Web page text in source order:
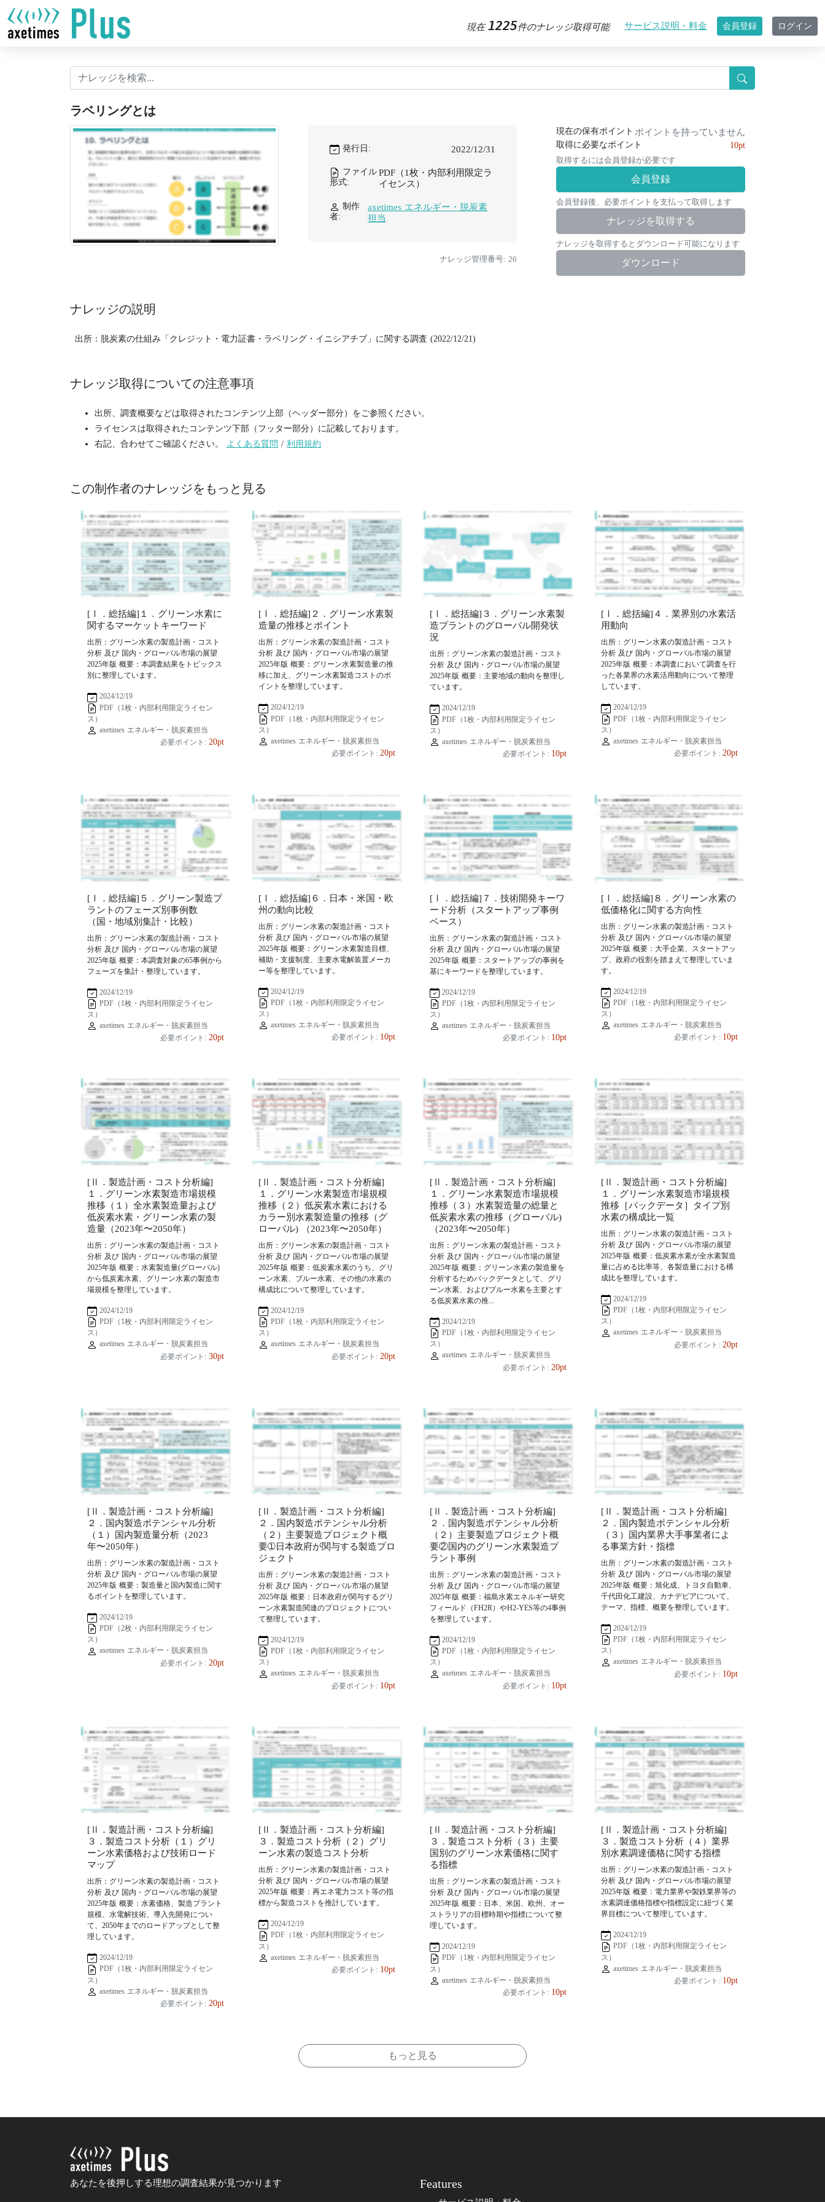
現在1225件のナレッジ取得可能 サービス説明・料金 会員登録 ログイン
ラベリングとは
発行日: 2022/12/31
ファイル
形式:
PDF（1枚・内部利用限定ラ
イセンス）
制作
者:
axetimes エネルギー・脱炭素
担当
ナレッジ管理番号: 26
現在の保有ポイント ポイントを持っていません
取得に必要なポイント
10pt
取得するには会員登録が必要です
会員登録
会員登録後、必要ポイントを支払って取得します
ナレッジを取得する
ナレッジを取得するとダウンロード可能になります
ダウンロード
ナレッジの説明
出所：脱炭素の仕組み「クレジット・電力証書・ラベリング・イニシアチブ」に関する調査 (2022/12/21)
ナレッジ取得についての注意事項
出所、調査概要などは取得されたコンテンツ上部（ヘッダー部分）をご参照ください。
ライセンスは取得されたコンテンツ下部（フッター部分）に記載しております。
右記、合わせてご確認ください。 よくある質問 / 利用規約
この制作者のナレッジをもっと見る
[Ⅰ．総括編]１．グリーン水素に
関するマーケットキーワード
出所：グリーン水素の製造計画・コスト
分析 及び 国内・グローバル市場の展望
2025年版 概要：本調査結果をトピックス
別に整理しています。
2024/12/19
PDF（1枚・内部利用限定ライセン
ス）
axetimes エネルギー・脱炭素担当
必要ポイント: 20pt
[Ⅰ．総括編]２．グリーン水素製
造量の推移とポイント
出所：グリーン水素の製造計画・コスト
分析 及び 国内・グローバル市場の展望
2025年版 概要：グリーン水素製造量の推
移に加え、グリーン水素製造コストのポ
イントを整理しています。
2024/12/19
PDF（1枚・内部利用限定ライセン
ス）
axetimes エネルギー・脱炭素担当
必要ポイント: 20pt
[Ⅰ．総括編]３．グリーン水素製
造プラントのグローバル開発状
況
出所：グリーン水素の製造計画・コスト
分析 及び 国内・グローバル市場の展望
2025年版 概要：主要地域の動向を整理し
ています。
2024/12/19
PDF（1枚・内部利用限定ライセン
ス）
axetimes エネルギー・脱炭素担当
必要ポイント: 10pt
[Ⅰ．総括編]４．業界別の水素活
用動向
出所：グリーン水素の製造計画・コスト
分析 及び 国内・グローバル市場の展望
2025年版 概要：本調査において調査を行
った各業界の水素活用動向について整理
しています。
2024/12/19
PDF（1枚・内部利用限定ライセン
ス）
axetimes エネルギー・脱炭素担当
必要ポイント: 20pt
[Ⅰ．総括編]５．グリーン製造プ
ラントのフェーズ別事例数
（国・地域別集計・比較）
出所：グリーン水素の製造計画・コスト
分析 及び 国内・グローバル市場の展望
2025年版 概要：本調査対象の65事例から
フェーズを集計・整理しています。
2024/12/19
PDF（1枚・内部利用限定ライセン
ス）
axetimes エネルギー・脱炭素担当
必要ポイント: 20pt
[Ⅰ．総括編]６．日本・米国・欧
州の動向比較
出所：グリーン水素の製造計画・コスト
分析 及び 国内・グローバル市場の展望
2025年版 概要：グリーン水素製造目標、
補助・支援制度、主要水電解装置メーカ
ー等を整理しています。
2024/12/19
PDF（1枚・内部利用限定ライセン
ス）
axetimes エネルギー・脱炭素担当
必要ポイント: 10pt
[Ⅰ．総括編]７．技術開発キーワ
ード分析（スタートアップ事例
ベース）
出所：グリーン水素の製造計画・コスト
分析 及び 国内・グローバル市場の展望
2025年版 概要：スタートアップの事例を
基にキーワードを整理しています。
2024/12/19
PDF（1枚・内部利用限定ライセン
ス）
axetimes エネルギー・脱炭素担当
必要ポイント: 10pt
[Ⅰ．総括編]８．グリーン水素の
低価格化に関する方向性
出所：グリーン水素の製造計画・コスト
分析 及び 国内・グローバル市場の展望
2025年版 概要：大手企業、スタートアッ
プ、政府の役割を踏まえて整理していま
す。
2024/12/19
PDF（1枚・内部利用限定ライセン
ス）
axetimes エネルギー・脱炭素担当
必要ポイント: 10pt
[Ⅱ．製造計画・コスト分析編]
１．グリーン水素製造市場規模
推移（１）全水素製造量および
低炭素水素・グリーン水素の製
造量（2023年〜2050年）
出所：グリーン水素の製造計画・コスト
分析 及び 国内・グローバル市場の展望
2025年版 概要：水素製造量(グローバル)
から低炭素水素、グリーン水素の製造市
場規模を整理しています。
2024/12/19
PDF（1枚・内部利用限定ライセン
ス）
axetimes エネルギー・脱炭素担当
必要ポイント: 30pt
[Ⅱ．製造計画・コスト分析編]
１．グリーン水素製造市場規模
推移（２）低炭素水素における
カラー別水素製造量の推移（グ
ローバル) （2023年〜2050年）
出所：グリーン水素の製造計画・コスト
分析 及び 国内・グローバル市場の展望
2025年版 概要：低炭素水素のうち、グリ
ーン水素、ブルー水素、その他の水素の
構成比について整理しています。
2024/12/19
PDF（1枚・内部利用限定ライセン
ス）
axetimes エネルギー・脱炭素担当
必要ポイント: 20pt
[Ⅱ．製造計画・コスト分析編]
１．グリーン水素製造市場規模
推移（３）水素製造量の総量と
低炭素水素の推移（グローバル)
（2023年〜2050年）
出所：グリーン水素の製造計画・コスト
分析 及び 国内・グローバル市場の展望
2025年版 概要：グリーン水素の製造量を
分析するためバックデータとして、グリ
ーン水素、およびブルー水素を主要とす
る低炭素水素の推...
2024/12/19
PDF（1枚・内部利用限定ライセン
ス）
axetimes エネルギー・脱炭素担当
必要ポイント: 20pt
[Ⅱ．製造計画・コスト分析編]
１．グリーン水素製造市場規模
推移［バックデータ］タイプ別
水素の構成比一覧
出所：グリーン水素の製造計画・コスト
分析 及び 国内・グローバル市場の展望
2025年版 概要：低炭素水素が全水素製造
量に占める比率等、各製造量における構
成比を整理しています。
2024/12/19
PDF（1枚・内部利用限定ライセン
ス）
axetimes エネルギー・脱炭素担当
必要ポイント: 20pt
[Ⅱ．製造計画・コスト分析編]
２．国内製造ポテンシャル分析
（１）国内製造量分析（2023
年〜2050年）
出所：グリーン水素の製造計画・コスト
分析 及び 国内・グローバル市場の展望
2025年版 概要：製造量と国内製造に関す
るポイントを整理しています。
2024/12/19
PDF（2枚・内部利用限定ライセン
ス）
axetimes エネルギー・脱炭素担当
必要ポイント: 20pt
[Ⅱ．製造計画・コスト分析編]
２．国内製造ポテンシャル分析
（２）主要製造プロジェクト概
要➀日本政府が関与する製造プロ
ジェクト
出所：グリーン水素の製造計画・コスト
分析 及び 国内・グローバル市場の展望
2025年版 概要：日本政府が関与するグリ
ーン水素製造関連のプロジェクトについ
て整理しています。
2024/12/19
PDF（1枚・内部利用限定ライセン
ス）
axetimes エネルギー・脱炭素担当
必要ポイント: 10pt
[Ⅱ．製造計画・コスト分析編]
２．国内製造ポテンシャル分析
（２）主要製造プロジェクト概
要②国内のグリーン水素製造プ
ラント事例
出所：グリーン水素の製造計画・コスト
分析 及び 国内・グローバル市場の展望
2025年版 概要：福島水素エネルギー研究
フィールド（FH2R）やH2-YES等の4事例
を整理しています。
2024/12/19
PDF（1枚・内部利用限定ライセン
ス）
axetimes エネルギー・脱炭素担当
必要ポイント: 10pt
[Ⅱ．製造計画・コスト分析編]
２．国内製造ポテンシャル分析
（３）国内業界大手事業者によ
る事業方針・指標
出所：グリーン水素の製造計画・コスト
分析 及び 国内・グローバル市場の展望
2025年版 概要：旭化成、トヨタ自動車、
千代田化工建設、カナデビアについて、
テーマ、指標、概要を整理しています。
2024/12/19
PDF（1枚・内部利用限定ライセン
ス）
axetimes エネルギー・脱炭素担当
必要ポイント: 10pt
[Ⅱ．製造計画・コスト分析編]
３．製造コスト分析（１）グリ
ーン水素価格および技術ロード
マップ
出所：グリーン水素の製造計画・コスト
分析 及び 国内・グローバル市場の展望
2025年版 概要：水素価格、製造プラント
規模、水電解技術、導入先開発につい
て、2050年までのロードアップとして整
理しています。
2024/12/19
PDF（1枚・内部利用限定ライセン
ス）
axetimes エネルギー・脱炭素担当
必要ポイント: 20pt
[Ⅱ．製造計画・コスト分析編]
３．製造コスト分析（２）グリ
ーン水素の製造コスト分析
出所：グリーン水素の製造計画・コスト
分析 及び 国内・グローバル市場の展望
2025年版 概要：再エネ電力コスト等の指
標から製造コストを推計しています。
2024/12/19
PDF（1枚・内部利用限定ライセン
ス）
axetimes エネルギー・脱炭素担当
必要ポイント: 10pt
[Ⅱ．製造計画・コスト分析編]
３．製造コスト分析（３）主要
国別のグリーン水素価格に関す
る指標
出所：グリーン水素の製造計画・コスト
分析 及び 国内・グローバル市場の展望
2025年版 概要：日本、米国、欧州、オー
ストラリアの目標時期や指標について整
理しています。
2024/12/19
PDF（1枚・内部利用限定ライセン
ス）
axetimes エネルギー・脱炭素担当
必要ポイント: 10pt
[Ⅱ．製造計画・コスト分析編]
３．製造コスト分析（４）業界
別水素調達価格に関する指標
出所：グリーン水素の製造計画・コスト
分析 及び 国内・グローバル市場の展望
2025年版 概要：電力業界や製鉄業界等の
水素調達価格指標や指標設定に紐づく業
界目標について整理しています。
2024/12/19
PDF（1枚・内部利用限定ライセン
ス）
axetimes エネルギー・脱炭素担当
必要ポイント: 10pt
もっと見る
あなたを後押しする理想の調査結果が見つかります Features